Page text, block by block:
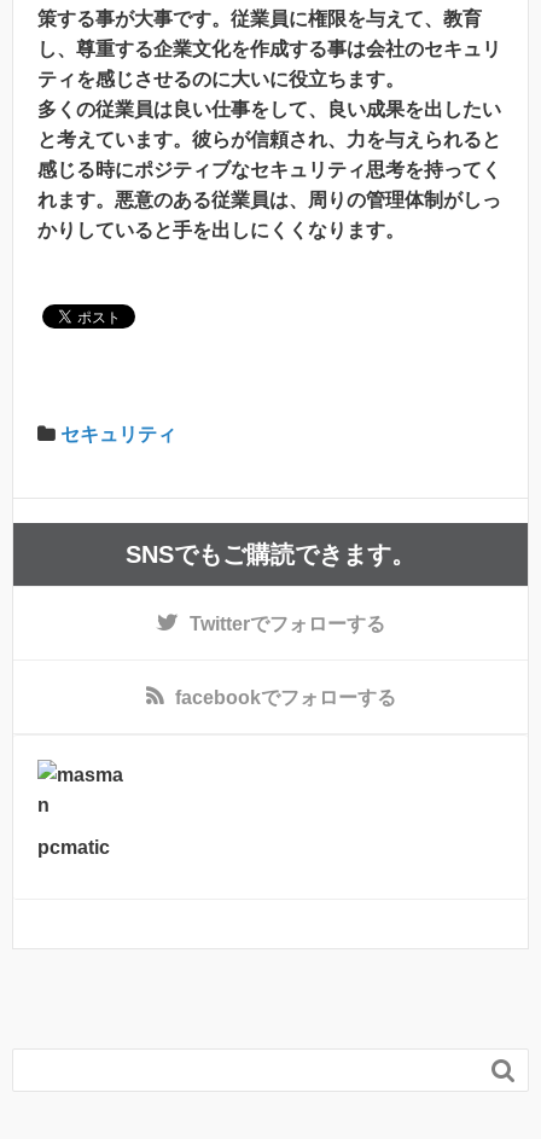
策する事が大事です。従業員に権限を与えて、教育
し、尊重する企業文化を作成する事は会社のセキュリ
ティを感じさせるのに大いに役立ちます。
多くの従業員は良い仕事をして、良い成果を出したい
と考えています。彼らが信頼され、力を与えられると
感じる時にポジティブなセキュリティ思考を持ってく
れます。悪意のある従業員は、周りの管理体制がしっ
かりしていると手を出しにくくなります。
セキュリティ
SNSでもご購読できます。
Twitterでフォローする
facebookでフォローする
pcmatic
